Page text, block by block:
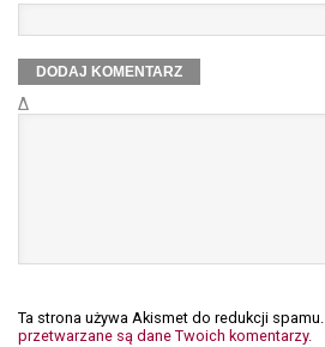
Δ
Ta strona używa Akismet do redukcji spamu.
przetwarzane są dane Twoich komentarzy.